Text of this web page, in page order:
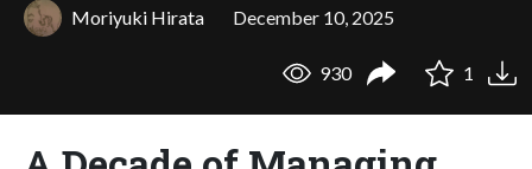
Moriyuki Hirata December 10, 2025
930 1